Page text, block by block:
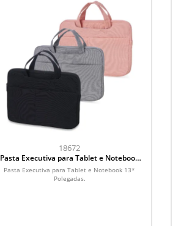
18672
Pasta Executiva para Tablet e Notebook
13* Polegadas
Pasta Executiva para Tablet e Notebook 13*
Polegadas.